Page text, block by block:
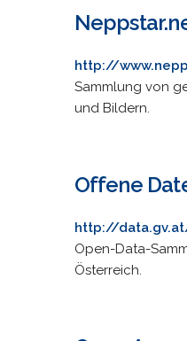
http://
Sammlung von
und Bildern.
Offene
http://
Open-Data-
Österreich.